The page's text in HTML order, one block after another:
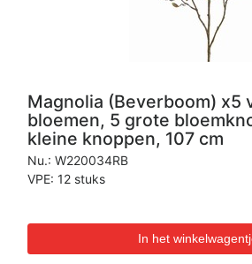
Magnolia (Beverboom) x5
bloemen, 5 grote
kleine knoppen, 107 cm
Nu.: W220034RB
VPE: 12 stuks